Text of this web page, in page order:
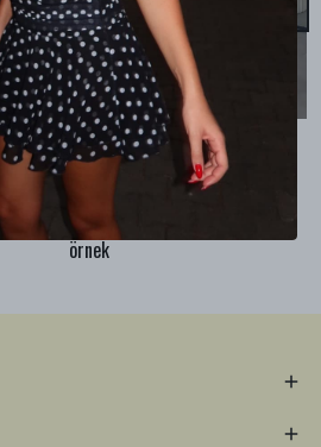
%100 KETEN CEPLİ ŞALVAR PANTOLON - Bej %100 KETEN SALAŞ GÖMLEK - Bej
₺ 2,099.99
₺ 1,469.99
1 Renk 4 Beden
örnek